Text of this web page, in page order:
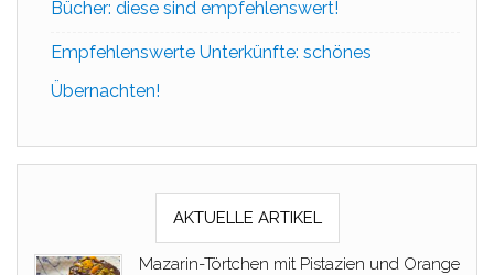
Bücher: diese sind empfehlenswert!
Empfehlenswerte Unterkünfte: schönes
Übernachten!
AKTUELLE ARTIKEL
Mazarin-Törtchen mit Pistazien und Orange